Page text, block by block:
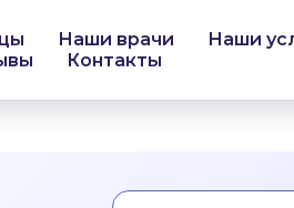
Наши врачи
Наши
Контакты